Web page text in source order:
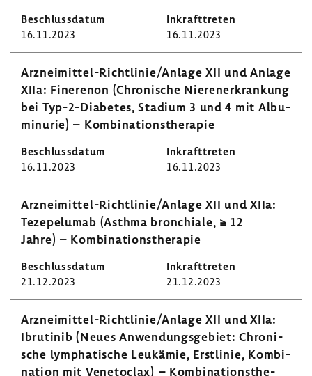
16.11.2023 16.11.2023
Arzneimittel-​Richtlinie/Anlage XII und Anlage
XIIa: Fine­renon (Chro­ni­sche Nieren­er­kran­kung
bei Typ-​2-Diabetes, Stadium 3 und 4 mit Albu­
mi­n­urie) – Kombi­na­ti­ons­the­rapie
16.11.2023 16.11.2023
Arzneimittel-​Richtlinie/Anlage XII und XIIa:
Teze­pel­umab (Asthma bron­chiale, ≥ 12
Jahre) – Kombi­na­ti­ons­the­rapie
21.12.2023 21.12.2023
Arzneimittel-​Richtlinie/Anlage XII und XIIa:
Ibru­tinib (Neues Anwen­dungs­ge­biet: Chro­ni­
sche lympha­ti­sche Leuk­ämie, Erst­linie, Kombi­
na­tion mit Vene­to­clax) – Kombi­na­ti­ons­the­